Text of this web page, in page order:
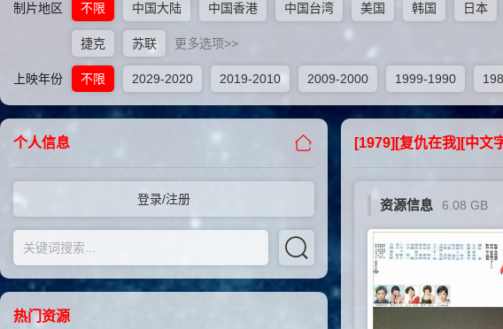
制片地区 不限 中国大陆 中国香港 中国台湾 美国 韩国 日本
捷克 苏联 更多选项>>
上映年份 不限 2029-2020 2019-2010 2009-2000 1999-1990
个人信息
登录/注册
热门资源
[1979][复仇在我][中文
资源信息 6.08 GB